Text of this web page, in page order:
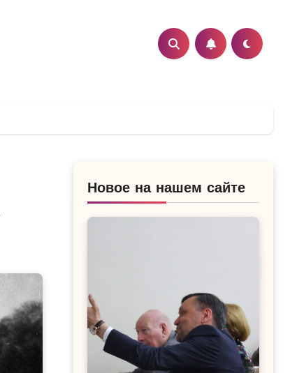
Новое на нашем сайте